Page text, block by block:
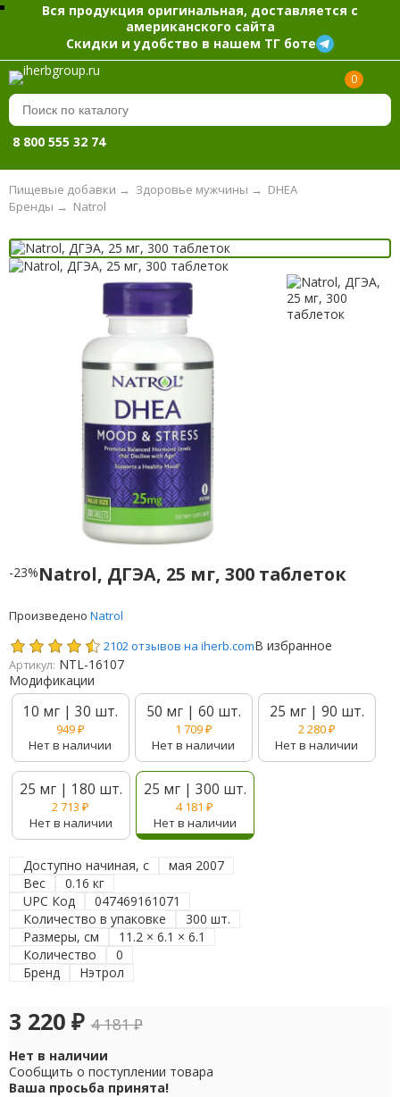
Вся продукция оригинальная, доставляется с
американского сайта
Скидки и удобство в нашем ТГ боте
0
8 800 555 32 74
Пищевые добавки → Здоровье мужчины → DHEA
Natrol
Бренды →
-23%Natrol, ДГЭА, 25 мг, 300 таблеток
Произведено Natrol
2102 отзывов на iherb.comВ избранное
Артикул: NTL-16107
Модификации
10 мг | 30 шт.
949₽
Нет в наличии
50 мг | 60 шт.
1 709₽
Нет в наличии
25 мг | 90 шт.
2 280₽
Нет в наличии
25 мг | 180 шт.
2 713₽
Нет в наличии
25 мг | 300 шт.
4 181₽
Нет в наличии
Доступно начиная, с
мая 2007
Вес
0.16 кг
UPC Код
047469161071
Количество в упаковке
300 шт.
Размеры, см
11.2 × 6.1 × 6.1
Количество
0
Бренд
Нэтрол
3 220 ₽ 4 181₽
Нет в наличии
Сообщить о поступлении товара
Ваша просьба принята!